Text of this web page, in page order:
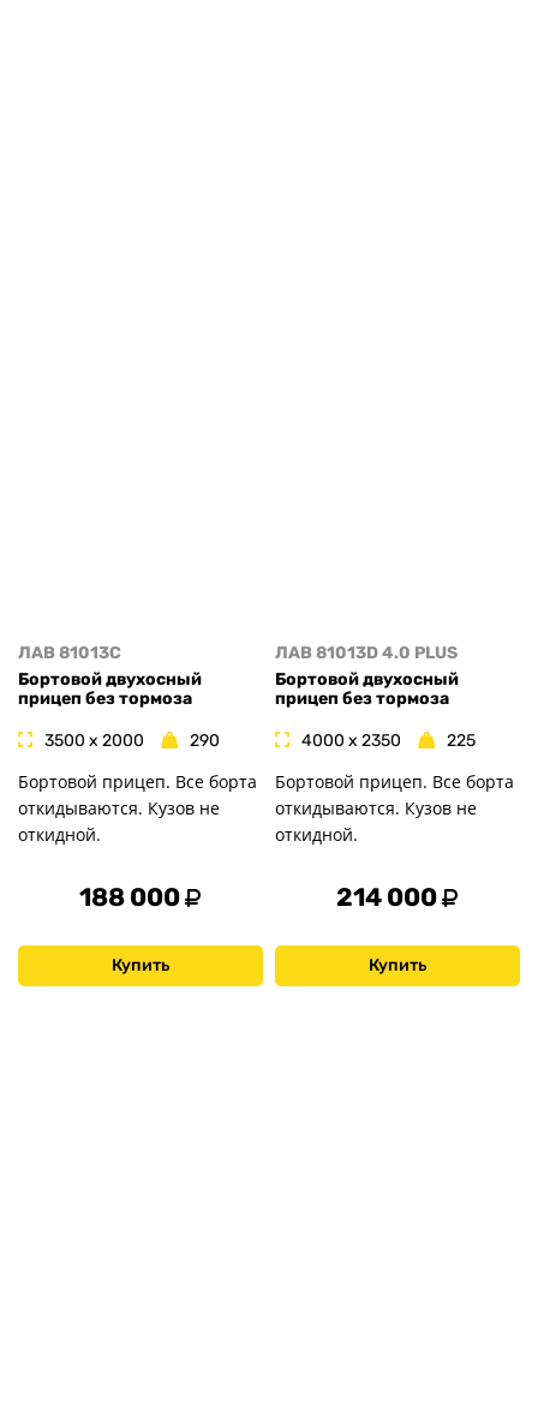
ЛАВ 81013C
Бортовой двухосный
прицеп без тормоза
3500 x 2000 290
Бортовой прицеп. Все борта
откидываются. Кузов не
откидной.
188 000
Купить
ЛАВ 81013D 4.0 PLUS
Бортовой двухосный
прицеп без тормоза
4000 x 2350 225
Бортовой прицеп. Все борта
откидываются. Кузов не
откидной.
214 000
Купить